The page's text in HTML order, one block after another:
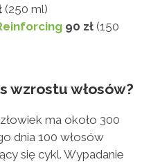
(250 ml)
90 zł (150
wzrostu włosów?
ma około 300
dnia 100 włosów
się cykl. Wypadanie